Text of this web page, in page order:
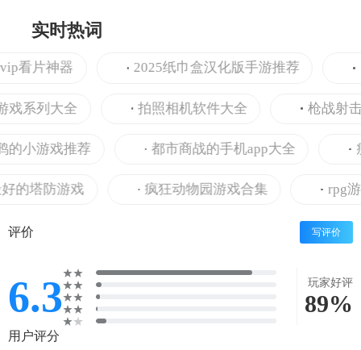
实时热词
片神器 2025纸巾盒汉化版手游推荐 阅
列大全 拍照相机软件大全 枪战射击游
游戏推荐 都市商战的手机app大全 瘦
防游戏 疯狂动物园游戏合集 rpg游戏
评价 写评价
6.3 玩家好评
89%
用户评分